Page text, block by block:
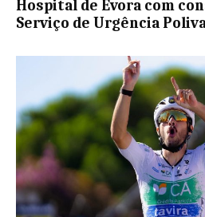
Hospital de Évora com
Serviço de Urgência